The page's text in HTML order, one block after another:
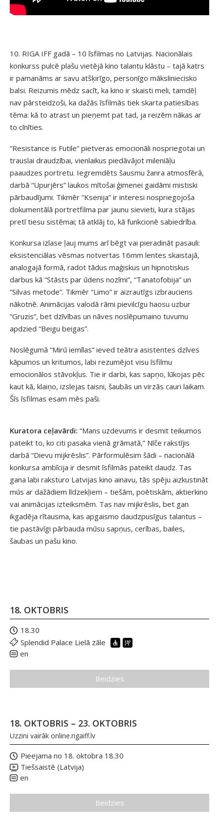
10. RIGA IFF gadā – 10 īsfilmas no Latvijas. Nacionālais
konkurss pulcē plašu vietējā kino talantu klāstu – tajā katrs
ir pamanāms ar savu atšķirīgo, personīgo māksliniecisko
balsi. Reizumis mēdz sacīt, ka kino ir skaisti meli, tamdēļ
nav pārsteidzoši, ka dažās īsfilmās tiek skarta patiesības
tēma: kā to atrast un pieņemt pat tad, ja reizēm nākas ar
to cīnīties.
“Resistance is Futile” pietveras emocionāli nospriegotai un
trauslai draudzībai, vienlaikus piedāvājot mileniāļu
paaudzes portretu. Iegremdēts šausmu žanra atmosfērā,
darbā “Upurjērs” laukos mītošai ģimenei gaidāmi mistiski
pārbaudījumi. Tikmēr “Ksenija” ir interesi nospriegojoša
dokumentālā portretfilma par jaunu sievieti, kura stājas
pretī tiesu sistēmai; tā atklāj to, kā funkcionē sabiedrība.
Konkursa izlase ļauj mums arī bēgt vai pieradināt pasauli:
eksistenciālas vēsmas notvertas 16mm lentes skaistajā,
analogajā formā, radot tādus maģiskus un hipnotiskus
darbus kā “Stāsts par ūdens nozīmi”, “Tanatofobija” un
“Silvas metode”. Tikmēr “Limo” ir aizrautīgs izbrauciens
nākotnē. Animācijas valodā rāmi pievilcīgu haosu uzbur
“Gruzis”, bet dzīvības un nāves noslēpumaino tuvumu
apdzied “Beigu beigas”.
Noslēgumā “Mirū iemīlas” ieved teātra asistentes dzīves
kāpumos un kritumos, labi rezumējot visu īsfilmu
emocionālos stāvokļus. Tie ir darbi, kas sapņo, lūkojas pēc
kaut kā, klaiņo, izslejas taisni, šaubās un virzās cauri laikam.
Šīs īsfilmas esam mēs paši.
Kuratora ceļavārdi: “Mans uzdevums ir desmit teikumos
pateikt to, ko citi pasaka vienā grāmatā,” Nīče rakstījis
darbā “Dievu mijkrēslis”. Pārformulēsim šādi – nacionālā
konkursa ambīcija ir desmit īsfilmās pateikt daudz. Tas
gana labi raksturo Latvijas kino ainavu, tās spēju aizkustināt
mūs ar dažādiem līdzekļiem – tiešām, poētiskām, aktierkino
vai animācijas izteiksmēm. Tas nav mijkrēslis, bet gan
ikgadēja rītausma, kas apgaismo daudzpusīgus talantus –
tie pastāvīgi pārbauda mūsu sapņus, cerības, bailes,
šaubas un pašu kino.
18. OKTOBRIS
18.30
Splendid Palace Lielā zāle
en
Beidzies
18. OKTOBRIS – 23. OKTOBRIS
Uzzini vairāk online.rigaiff.lv
Pieejama no 18. oktobra 18.30
Tiešsaistē (Latvija)
en
Beidzies